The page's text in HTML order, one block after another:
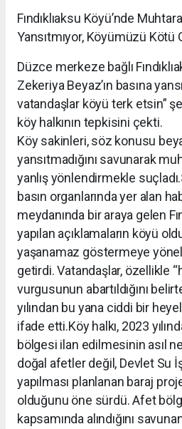
Fındıklıaksu Köyü’nde
Yansıtmıyor, Köyümüzü Kötü
Düzce merkeze bağlı
Zekeriya Beyaz’ın basına
vatandaşlar köyü terk etsin”
köy halkının tepkisini çekti.
Köy sakinleri, söz konusu
yansıtmadığını savunarak
yanlış yönlendirmekle
basın organlarında yer alan
meydanında bir araya gelen
yapılan açıklamaların köyü
yaşanamaz göstermeye
getirdi. Vatandaşlar, özellikle
vurgusunun abartıldığını
yılından bu yana ciddi bir
ifade etti.Köy halkı, 2023
bölgesi ilan edilmesinin asıl
doğal afetler değil, Devlet Su
yapılması planlanan baraj
olduğunu öne sürdü. Afet
kapsamında alındığını